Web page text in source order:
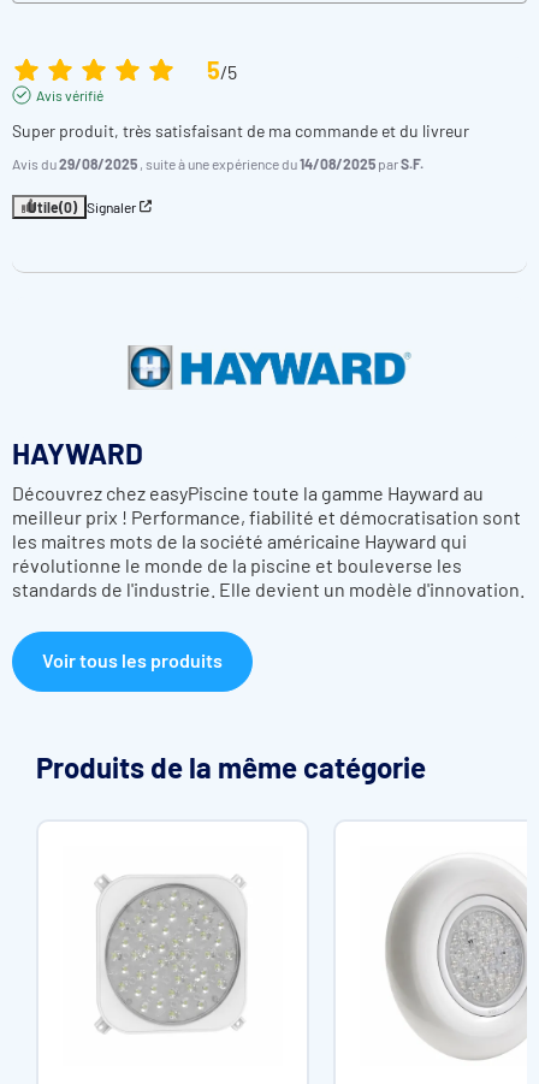
5/5
Avis vérifié
Super produit, très satisfaisant de ma commande et du livreur
Avis du29/08/2025 , suite à une expérience du14/08/2025 parS.F.
Utile(0) Signaler
HAYWARD
Découvrez chez easyPiscine toute la gamme Hayward au
meilleur prix ! Performance, fiabilité et démocratisation sont
les maitres mots de la société américaine Hayward qui
révolutionne le monde de la piscine et bouleverse les
standards de l'industrie. Elle devient un modèle d'innovation.
Voir tous les produits
Produits de la même catégorie